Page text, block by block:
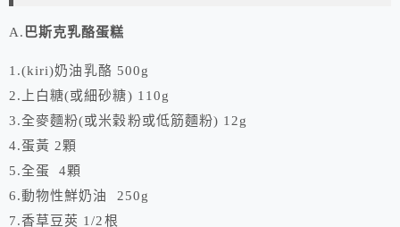
A. 巴斯克乳酪蛋糕
1.(kiri)奶油乳酪 500g
2.上白糖(或細砂糖) 110g
3.全麥麵粉(或米穀粉或低筋麵粉) 12g
4.蛋黃 2顆
5.全蛋 4顆
6.動物性鮮奶油 250g
7.香草豆莢 1/2根